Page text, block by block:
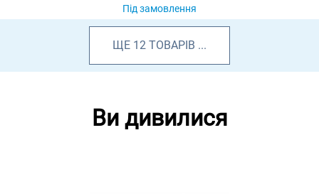
Під замовлення
ЩЕ 12 ТОВАРІВ ...
Ви дивилися